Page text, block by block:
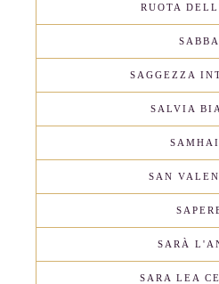
RUOTA
SABBA
SAGGEZZA
SALVIA
SAN
SARÀ
SARA LEA